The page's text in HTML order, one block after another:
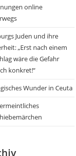
online
Juden und ihre
„Erst nach einem
wäre die Gefahr
konkret!“
Wunder in Ceuta